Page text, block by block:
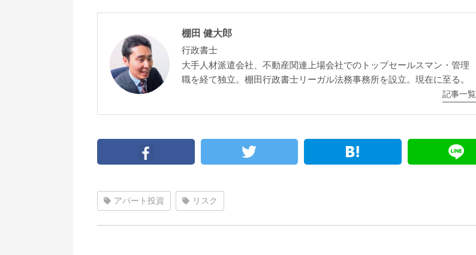
棚田 健大郎
行政書士
大手人材派遣会社、不動産関連上場会社でのトップセールスマン・管理
職を経て独立。棚田行政書士リーガル法務事務所を設立。現在に至る。
記事一覧
アパート投資 リスク